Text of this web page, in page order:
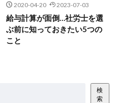
2020-04-20 2023-07-03
給与計算が面倒…社労士を選
ぶ前に知っておきたい5つの
こと
検
索